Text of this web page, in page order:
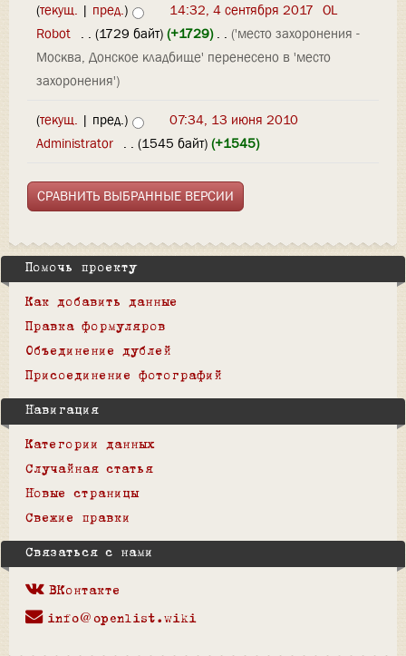
(текущ. | пред.) 14:32, 4 сентября 2017 OL
Robot . . (1729 байт) (+1729)‎ . . ('место захоронения -
Москва, Донское кладбище' перенесено в 'место
захоронения')
(текущ. | пред.)
07:34, 13 июня 2010
Administrator . . (1545 байт) (+1545)
Помочь проекту
Как добавить данные
Правка формуляров
Объединение дублей
Присоединение фотографий
Навигация
Категории данных
Случайная статья
Новые страницы
Свежие правки
Связаться с нами
ВКонтакте
info@openlist.wiki